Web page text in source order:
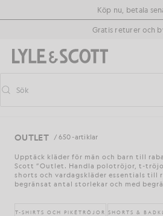
Gå direkt till huvudinnehållet
Information om tillgänglighet
Köp nu, betala
Gratis returer och
Aktivera/inaktivera prediktiv
Sök
OUTLET / 650 -artiklar
Upptäck kläder för män och barn till
Scott ”Outlet. Handla polotröjor, t-
shorts och vardagskläder essentials till
begränsat antal storlekar och med
T-SHIRTS OCH PIKÉTRÖJOR SHORTS &